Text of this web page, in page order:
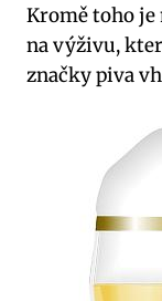
Kromě toho je
na výživu,
značky piva